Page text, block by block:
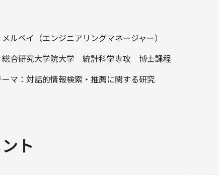
メルペイ（エンジニアリングマネージャー）
総合研究大学院大学 統計科学専攻 博士課程
ーマ：対話的情報検索・推薦に関する研究
ト